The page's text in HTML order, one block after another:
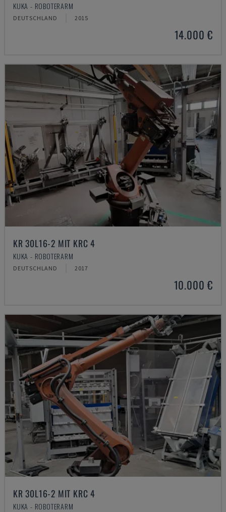
KUKA - ROBOTERARM
DEUTSCHLAND 2015
14.000 €
KR 30L16-2 MIT KRC 4
KUKA - ROBOTERARM
DEUTSCHLAND 2017
10.000 €
KR 30L16-2 MIT KRC 4
KUKA - ROBOTERARM